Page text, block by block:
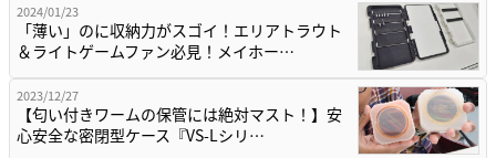
2024/01/23
「薄い」のに収納力がスゴイ！エリアトラウト
＆ライトゲームファン必見！メイホー…
2023/12/27
【匂い付きワームの保管には絶対マスト！】安
心安全な密閉型ケース『VS-Lシリ…